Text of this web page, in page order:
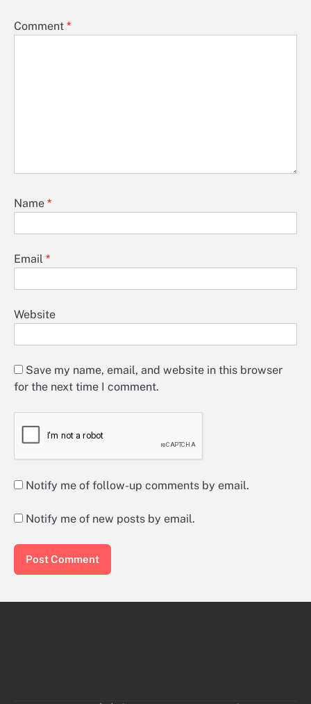
Comment *
Name *
Email *
Website
Save my name, email, and website in this browser
for the next time I comment.
Notify me of follow-up comments by email.
Notify me of new posts by email.